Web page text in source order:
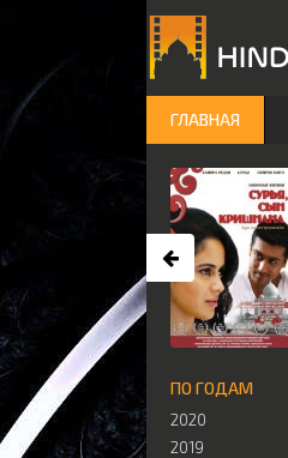
ПО ГОДАМ
2020
2019
ГЛАВНАЯ